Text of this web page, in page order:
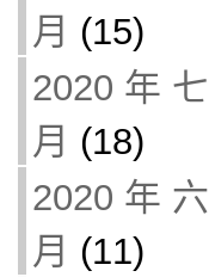
月 (15)
2020 年 七
月 (18)
2020 年 六
月 (11)